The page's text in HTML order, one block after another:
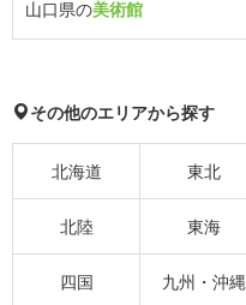
山口県の美術館
その他のエリアから探す
北海道 東北
北陸 東海
四国 九州・沖縄